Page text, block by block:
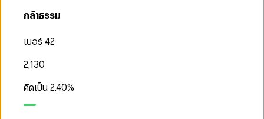
กล้าธรรม
เบอร์ 42
2,130
คิดเป็น2.40%